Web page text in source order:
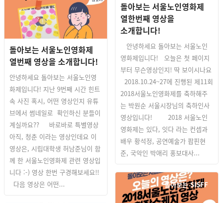
돌아보는 서울노인영화제
열한번째 영상을
소개합니다!
안녕하세요 돌아보는 서울노인
영화제입니다! 오늘은 첫 페이지
부터 무슨영상인지! 딱 보이시나요
2018.10.24~27에 진행된 제11회
2018서울노인영화제를 축하해주
는 박원순 서울시장님의 축하인사
영상입니다! 2018 서울노인
영화제는 있다, 잇다 라는 컨셉과
배우 황석정, 공연예술가 팝핀현
준, 국악인 박애리 홍보대사...
돌아보는 서울노인영화제
열번째 영상을 소개합니다!
안녕하세요 돌아보는 서울노인영
화제입니다! 지난 9번째 시간 힌트
속 사진 혹시, 어떤 영상인지 유튜
브에서 썸네일로 확인하신 분들이
계실까요?? 바로바로 특별영상
아직, 청춘 이라는 영상인데요 이
영상은, 시립대학생 허남준님이 함
께 한 서울노인영화제 관련 영상입
니다 :-) 영상 한번 구경해보세요!!
다음 영상은 어떤...
돌아보는 SISFF